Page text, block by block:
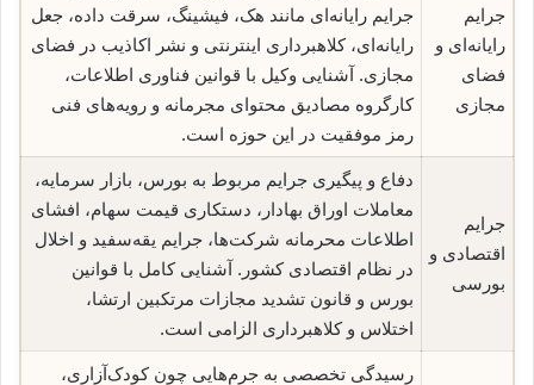
جرایم
رایانه‌ای و
فضای
مجازی
جرایم رایانه‌ای مانند هک، فیشینگ، سرقت داده، جعل
رایانه‌ای، کلاهبرداری اینترنتی و نشر اکاذیب در فضای
مجازی. آشنایی وکیل با قوانین فناوری اطلاعات،
کارگروه مصادیق محتوای مجرمانه و رویه‌های فنی
رمز موفقیت در این حوزه است.
جرایم
اقتصادی و
بورسی
دفاع و پیگیری جرایم مربوط به بورس، بازار سرمایه،
معاملات اوراق بهادار، دستکاری قیمت سهام، افشای
اطلاعات محرمانه شرکت‌ها، جرایم یقه‌سفید و اخلال
در نظام اقتصادی کشور. آشنایی کامل با قوانین
بورس و قانون تشدید مجازات مرتکبین ارتشا،
اختلاس و کلاهبرداری الزامی است.
رسیدگی تخصصی به جرم‌هایی چون کودک‌آزاری،